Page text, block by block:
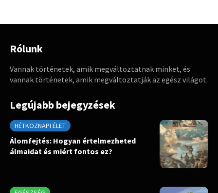
Rólunk
Vannak történetek, amik megváltoztatnak minket, és
vannak történetek, amik megváltoztatják az egész világot.
Legújabb bejegyzések
HÉTKÖZNAPI ÉLET
Álomfejtés: Hogyan értelmezheted
álmaidat és miért fontos ez?